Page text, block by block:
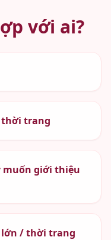
với ai?
trang
muốn giới thiệu
lớn / thời trang